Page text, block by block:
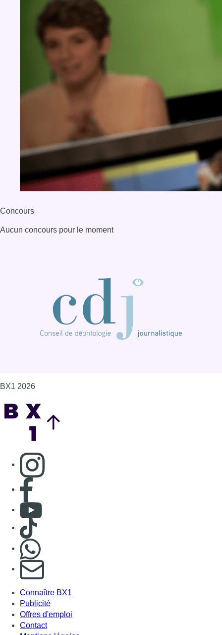
Concours
Aucun concours pour le moment
BX1 2026
Consulter page Instagram
Consulter page Facebook
Consulter Youtube
Consulter TikTok
S'abonner à notre newsletter
Connaître BX1
Publicité
Offres d'emploi
Contact